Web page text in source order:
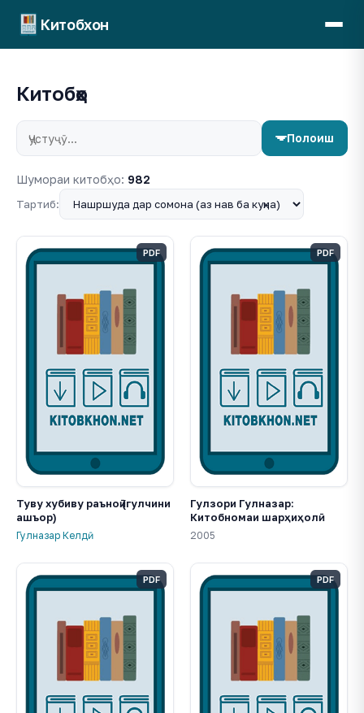
Китобхон
Китобҳо
Полоиш
Шумораи китобҳо: 982
Тартиб:
PDF
Туву хубиву раъноӣ (гулчини
ашъор)
Гулназар Келдӣ
PDF
Гулзори Гулназар:
Китобномаи шарҳиҳолӣ
2005
PDF PDF